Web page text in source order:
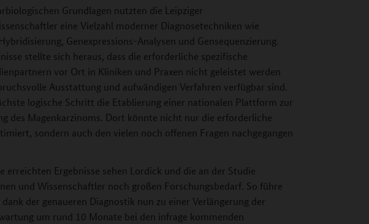
Grundlagen nutzten die Leipziger
eine Vielzahl moderner Diagnosetechniken wie
Genexpressions-Analysen und Gensequenzierung.
stellte sich heraus, dass die erforderliche spezifische
vor Ort in Kliniken und Praxen nicht geleistet werden
Ausstattung und aufwändigen Verfahren verfügbar sind.
logische Schritt die Etablierung einer nationalen Plattform zur
des Magenkarzinoms. Dort könnte nicht nur die erforderliche
sondern auch den vielen noch offenen Fragen nachgegangen
erreichten Ergebnisse sehen Lordick und die an der Studie
und Wissenschaftler noch großen Forschungsbedarf. So führe
der genaueren Diagnostik nun zu einer Verlängerung der
um rund 10 Monate bei den infrage kommenden